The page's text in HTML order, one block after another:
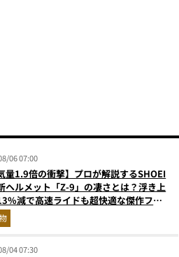
06 07:00
量1.9倍の衝撃】プロが解説するSHOEI
ヘルメット「Z-9」の凄さとは？浮き上
減で高速ライドも超快適な傑作フル
ス
04 07:30